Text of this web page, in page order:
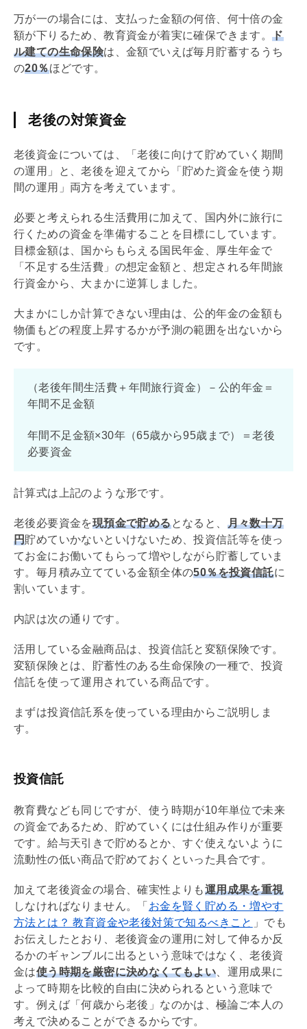
万が一の場合には、支払った金額の何倍、何十倍の金
額が下りるため、教育資金が着実に確保できます。ド
ル建ての生命保険は、金額でいえば毎月貯蓄するうち
の20％ほどです。
老後の対策資金
老後資金については、「老後に向けて貯めていく期間
の運用」と、老後を迎えてから「貯めた資金を使う期
間の運用」両方を考えています。
必要と考えられる生活費用に加えて、国内外に旅行に
行くための資金を準備することを目標にしています。
目標金額は、国からもらえる国民年金、厚生年金で
「不足する生活費」の想定金額と、想定される年間旅
行資金から、大まかに逆算しました。
大まかにしか計算できない理由は、公的年金の金額も
物価もどの程度上昇するかが予測の範囲を出ないから
です。
（老後年間生活費＋年間旅行資金）－公的年金＝
年間不足金額
年間不足金額×30年（65歳から95歳まで）＝老後
必要資金
計算式は上記のような形です。
老後必要資金を現預金で貯めるとなると、 月々数十万
円貯めていかないといけないため、投資信託等を使っ
てお金にお働いてもらって増やしながら貯蓄していま
す。毎月積み立てている金額全体の50％を投資信託に
割いています。
内訳は次の通りです。
活用している金融商品は、投資信託と変額保険です。
変額保険とは、貯蓄性のある生命保険の一種で、投資
信託を使って運用されている商品です。
まずは投資信託系を使っている理由からご説明しま
す。
投資信託
教育費なども同じですが、使う時期が10年単位で未来
の資金であるため、貯めていくには仕組み作りが重要
です。給与天引きで貯めるとか、すぐ使えないように
流動性の低い商品で貯めておくといった具合です。
加えて老後資金の場合、確実性よりも運用成果を重視
しなければなりません。「 お金を賢く貯める・増やす
方法とは？ 教育資金や老後対策で知るべきこと 」でも
お伝えしたとおり、老後資金の運用に対して伸るか反
るかのギャンブルに出るという意味ではなく、老後資
金は使う時期を厳密に決めなくてもよい、運用成果に
よって時期を比較的自由に決められるという意味で
す。例えば「何歳から老後」なのかは、極論ご本人の
考えで決めることができるからです。